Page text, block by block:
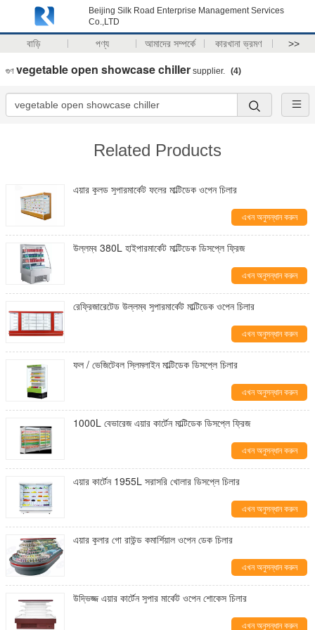
Beijing Silk Road Enterprise Management Services
Co.,LTD
বাড়ি পণ্য আমাদের সম্পর্কে কারখানা ভ্রমণ >>
গুণ vegetable open showcase chiller supplier. (4)
Related Products
এয়ার কুলড সুপারমার্কেট ফলের মাল্টিডেক ওপেন চিলার
এখন অনুসন্ধান করুন
উল্লম্ব 380L হাইপারমার্কেট মাল্টিডেক ডিসপ্লে ফ্রিজ
এখন অনুসন্ধান করুন
রেফ্রিজারেটেড উল্লম্ব সুপারমার্কেট মাল্টিডেক ওপেন চিলার
এখন অনুসন্ধান করুন
ফল / ভেজিটেবল স্লিমলাইন মাল্টিডেক ডিসপ্লে চিলার
এখন অনুসন্ধান করুন
1000L বেভারেজ এয়ার কার্টেন মাল্টিডেক ডিসপ্লে ফ্রিজ
এখন অনুসন্ধান করুন
এয়ার কার্টেন 1955L সরাসরি খোলার ডিসপ্লে চিলার
এখন অনুসন্ধান করুন
এয়ার কুলার গো রাউন্ড কমার্শিয়াল ওপেন ডেক চিলার
এখন অনুসন্ধান করুন
উদ্ভিজ্জ এয়ার কার্টেন সুপার মার্কেট ওপেন শোকেস চিলার
এখন অনুসন্ধান করুন